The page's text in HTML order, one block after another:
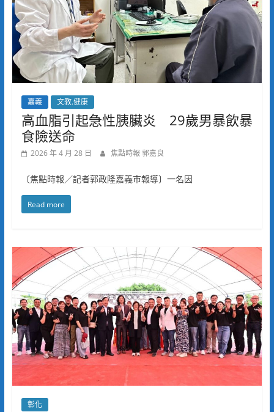
嘉義 文教.健康
高血脂引起急性胰臟炎 29歲男暴飲暴
食險送命
2026 年 4 月 28 日 焦點時報 郭嘉良
〔焦點時報／記者郭政隆嘉義市報導〕一名因
Read more
彰化